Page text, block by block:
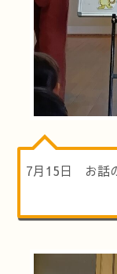
7月15日 お話